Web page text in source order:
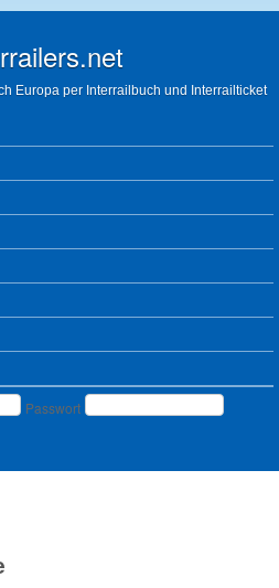
Europa per Interrailbuch und Interrailticket
Passwort